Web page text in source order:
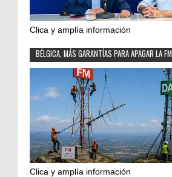
Clica y amplía información
BÉLGICA, MÁS GARANTÍAS PARA APAGAR LA FM
Clica y amplía información